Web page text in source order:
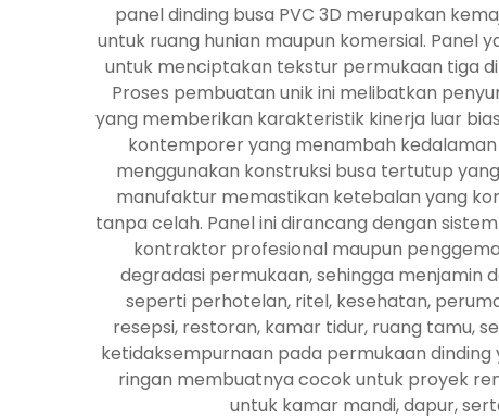
panel dinding busa PVC 3D merupakan
untuk ruang hunian maupun komersial. Panel
untuk menciptakan tekstur permukaan tiga
Proses pembuatan unik ini melibatkan
yang memberikan karakteristik kinerja luar
kontemporer yang menambah kedalaman
menggunakan konstruksi busa tertutup
manufaktur memastikan ketebalan yang
tanpa celah. Panel ini dirancang dengan
kontraktor profesional maupun
degradasi permukaan, sehingga menjamin
seperti perhotelan, ritel, kesehatan,
resepsi, restoran, kamar tidur, ruang tamu,
ketidaksempurnaan pada permukaan
ringan membuatnya cocok untuk proyek
untuk kamar mandi, dapur,